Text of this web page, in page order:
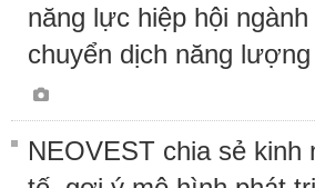
năng lực hiệp hội
chuyển dịch năng
NEOVEST chia sẻ kinh